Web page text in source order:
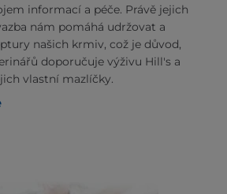
informací a péče. Právě jejich
nám pomáhá udržovat a
našich krmiv, což je důvod,
doporučuje výživu Hill's a
vlastní mazlíčky.